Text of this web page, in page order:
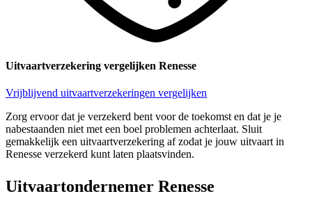
Uitvaartverzekering vergelijken Renesse
Vrijblijvend uitvaartverzekeringen vergelijken
Zorg ervoor dat je verzekerd bent voor de toekomst en dat je je
nabestaanden niet met een boel problemen achterlaat. Sluit
gemakkelijk een uitvaartverzekering af zodat je jouw uitvaart in
Renesse verzekerd kunt laten plaatsvinden.
Uitvaartondernemer Renesse